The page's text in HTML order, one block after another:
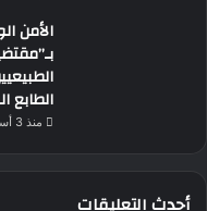
الأمن
الطابع
منذ 3 أسابيع
أحدث التعليقات